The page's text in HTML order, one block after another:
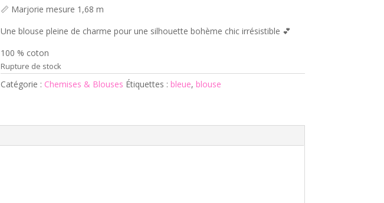
📏 Marjorie mesure 1,68 m
Une blouse pleine de charme pour une silhouette bohème chic irrésistible 💕
100 % coton
Rupture de stock
Catégorie : Chemises & Blouses Étiquettes : bleue, blouse